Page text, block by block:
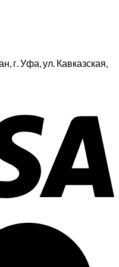
г. Уфа, ул. Кавказская,